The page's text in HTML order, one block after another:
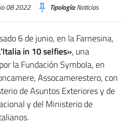
08 2022 Tipología:Noticias
6 de junio, en la Farnesina,
in 10 selfies», una
la Fundación Symbola, en
Assocamerestero, con
de Asuntos Exteriores y de
y del Ministerio de